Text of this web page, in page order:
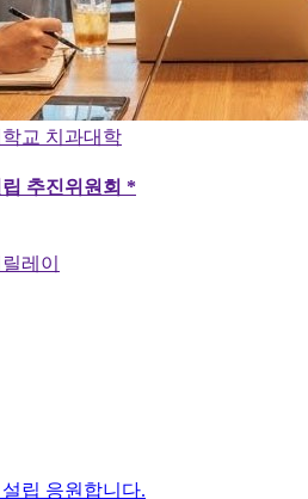
교 치과대학
추진위원회 *
레이